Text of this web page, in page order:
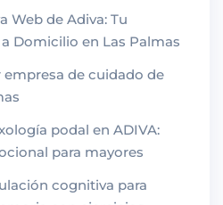
Web de Adiva: Tu
Domicilio en Las Palmas
de cuidado de
podal en ADIVA:
para mayores
cognitiva para